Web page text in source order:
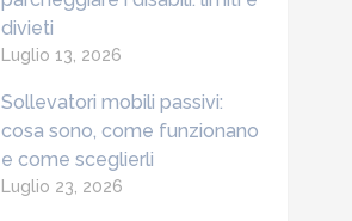
divieti
Luglio 13, 2026
Sollevatori mobili passivi:
cosa sono, come funzionano
e come sceglierli
Luglio 23, 2026